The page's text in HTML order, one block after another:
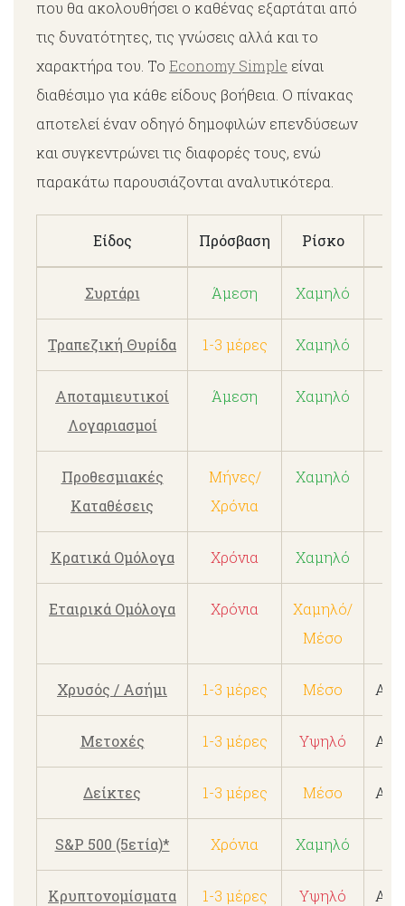
που θα ακολουθήσει ο καθένας εξαρτάται από
τις δυνατότητες, τις γνώσεις αλλά και το
χαρακτήρα του. Το Economy Simple είναι
διαθέσιμο για κάθε είδους βοήθεια. Ο πίνακας
αποτελεί έναν οδηγό δημοφιλών επενδύσεων
και συγκεντρώνει τις διαφορές τους, ενώ
παρακάτω παρουσιάζονται αναλυτικότερα.
Είδος Πρόσβαση Ρίσκο
Συρτάρι Άμεση Χαμηλό
Τραπεζική Θυρίδα 1-3 μέρες Χαμηλό
Αποταμιευτικοί
Λογαριασμοί
Άμεση Χαμηλό
Προθεσμιακές
Καταθέσεις
Μήνες/
Χρόνια
Χαμηλό
Κρατικά Ομόλογα Χρόνια Χαμηλό
Εταιρικά Ομόλογα Χρόνια
Χαμηλό/
Μέσο
Χρυσός / Ασήμι 1-3 μέρες Μέσο
Μετοχές 1-3 μέρες Υψηλό
Δείκτες 1-3 μέρες Μέσο
S&P 500 (5ετία)* Χρόνια Χαμηλό
Κρυπτονομίσματα 1-3 μέρες Υψηλό